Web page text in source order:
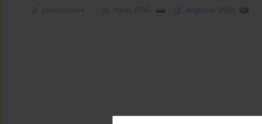
Streszczenie Polski (PDF) Angielski (PDF)